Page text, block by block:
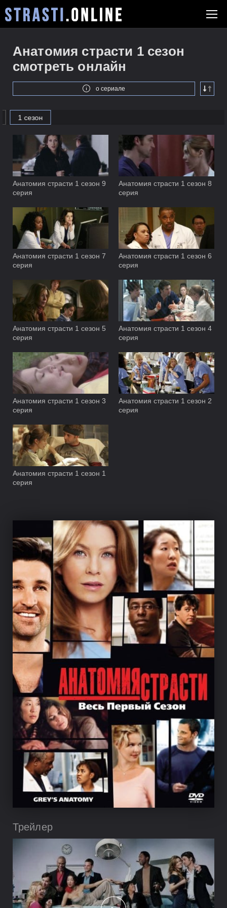
Анатомия страсти 1 сезон
смотреть онлайн
о сериале
1 сезон
Анатомия страсти 1 сезон 9
серия
Анатомия страсти 1 сезон 8
серия
Анатомия страсти 1 сезон 7
серия
Анатомия страсти 1 сезон 6
серия
Анатомия страсти 1 сезон 5
серия
Анатомия страсти 1 сезон 4
серия
Анатомия страсти 1 сезон 3
серия
Анатомия страсти 1 сезон 2
серия
Анатомия страсти 1 сезон 1
серия
Трейлер